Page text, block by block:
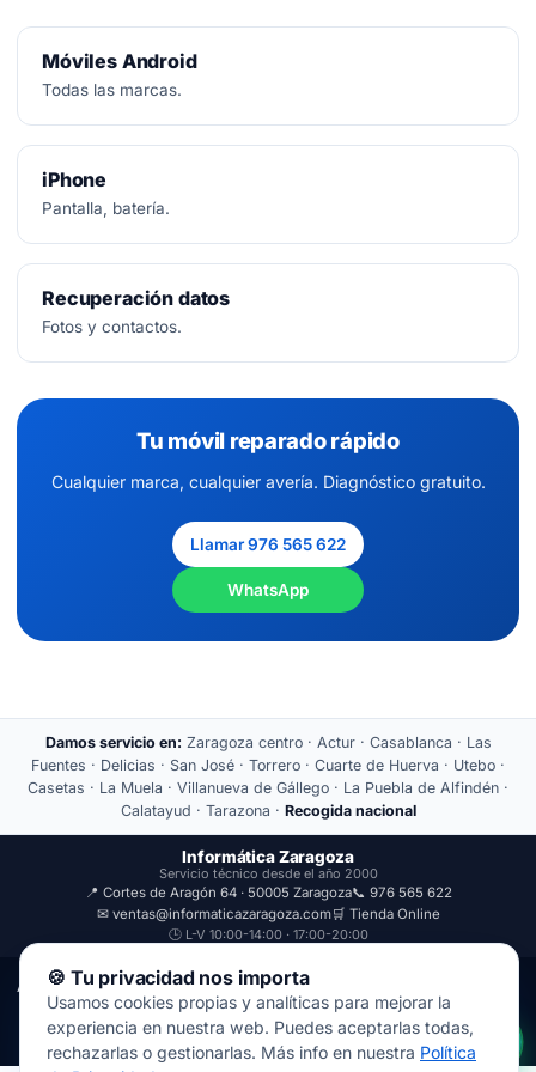
Móviles Android
Todas las marcas.
iPhone
Pantalla, batería.
Recuperación datos
Fotos y contactos.
Tu móvil reparado rápido
Cualquier marca, cualquier avería. Diagnóstico gratuito.
Llamar 976 565 622
WhatsApp
Damos servicio en: Zaragoza centro · Actur · Casablanca · Las
Fuentes · Delicias · San José · Torrero · Cuarte de Huerva · Utebo ·
Casetas · La Muela · Villanueva de Gállego · La Puebla de Alfindén ·
Calatayud · Tarazona · Recogida nacional
Informática Zaragoza
Servicio técnico desde el año 2000
📍 Cortes de Aragón 64 · 50005 Zaragoza📞 976 565 622
✉ ventas@informaticazaragoza.com🛒 Tienda Online
🕒 L-V 10:00-14:00 · 17:00-20:00
Aviso Legal
Política de Privacidad
© 2000-2026 · Javal Informática S.L. · Tienda Informática Zaragoza
· Reparación de Ordenadores, Portátiles y Móviles.
🍪 Tu privacidad nos importa
Usamos cookies propias y analíticas para mejorar la
experiencia en nuestra web. Puedes aceptarlas todas,
rechazarlas o gestionarlas. Más info en nuestra Política